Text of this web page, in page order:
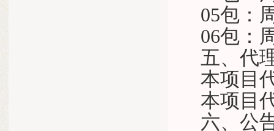
05包：
06包：
五、代
本项目
本项目
六、公